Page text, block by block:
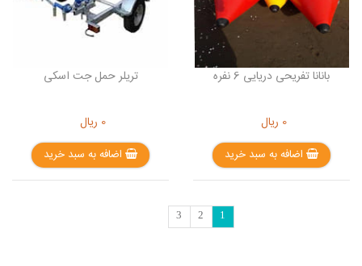
بانانا تفریحی دریایی 6 نفره
0 ریال
اضافه به سبد خرید
تریلر حمل جت اسکی
0 ریال
اضافه به سبد خرید
1
2
3